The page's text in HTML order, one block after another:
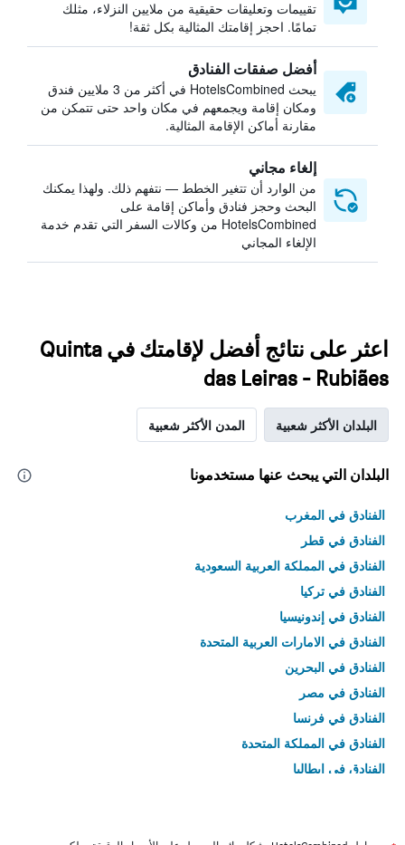
تقييمات وتعليقات حقيقية من ملايين النزلاء، مثلك
تمامًا. احجز إقامتك المثالية بكل ثقة!
أفضل صفقات الفنادق
يبحث HotelsCombined في أكثر من 3 ملايين فندق
ومكان إقامة ويجمعهم في مكان واحد حتى تتمكن من
مقارنة أماكن الإقامة المثالية.
إلغاء مجاني
من الوارد أن تتغير الخطط — نتفهم ذلك. ولهذا يمكنك
البحث وحجز فنادق وأماكن إقامة على
HotelsCombined من وكالات السفر التي تقدم خدمة
الإلغاء المجاني
اعثر على نتائج أفضل لإقامتك في Quinta
das Leiras - Rubiães
البلدان الأكثر شعبية المدن الأكثر شعبية
البلدان التي يبحث عنها مستخدمونا
الفنادق في المغرب
الفنادق في قطر
الفنادق في المملكة العربية السعودية
الفنادق في تركيا
الفنادق في إندونيسيا
الفنادق في الامارات العربية المتحدة
الفنادق في البحرين
الفنادق في مصر
الفنادق في فرنسا
الفنادق في المملكة المتحدة
الفنادق في إيطاليا